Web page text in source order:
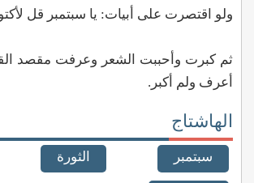
ولو اقتصرت على أبيات: يا سبتمبر قل
ثم كبرت وأحببت الشعر وعرفت مقصد
أعرف ولم أكبر.
الهاشتاج
سبتمبر الثورة